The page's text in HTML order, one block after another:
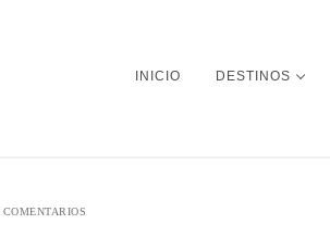
INICIO DESTINOS
COMENTARIOS